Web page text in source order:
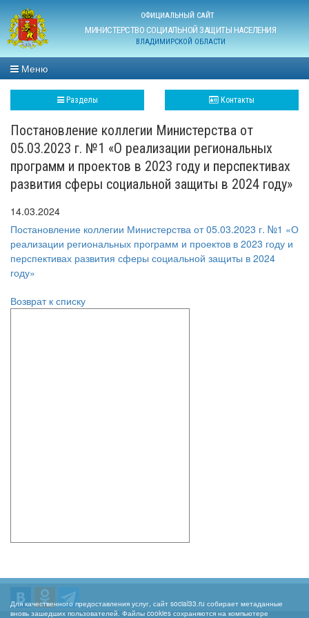
ОФИЦИАЛЬНЫЙ САЙТ
МИНИСТЕРСТВО СОЦИАЛЬНОЙ ЗАЩИТЫ НАСЕЛЕНИЯ
ВЛАДИМИРСКОЙ ОБЛАСТИ
Меню
Разделы Контакты
Постановление коллегии Министерства от
05.03.2023 г. №1 «О реализации региональных
программ и проектов в 2023 году и перспективах
развития сферы социальной защиты в 2024 году»
14.03.2024
Постановление коллегии Министерства от 05.03.2023 г. №1 «О
реализации региональных программ и проектов в 2023 году и
перспективах развития сферы социальной защиты в 2024
году»
Возврат к списку
Для качественного предоставления услуг, сайт social33.ru собирает метаданные
вновь зашедших пользователей. Файлы cookies сохраняются на компьютере